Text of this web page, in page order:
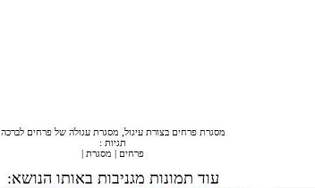
מסגרת פרחים בצורת עיגול, מסגרת עגולה של פרחים לברכה
תגיות :
פרחים | מסגרת |
עוד תמונות מגניבות באותו הנושא: